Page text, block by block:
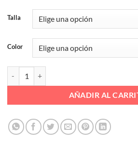
Talla
Color
AÑADIR AL